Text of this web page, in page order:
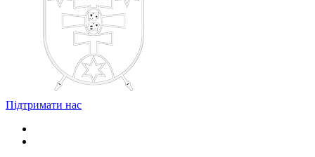
Підтримати нас